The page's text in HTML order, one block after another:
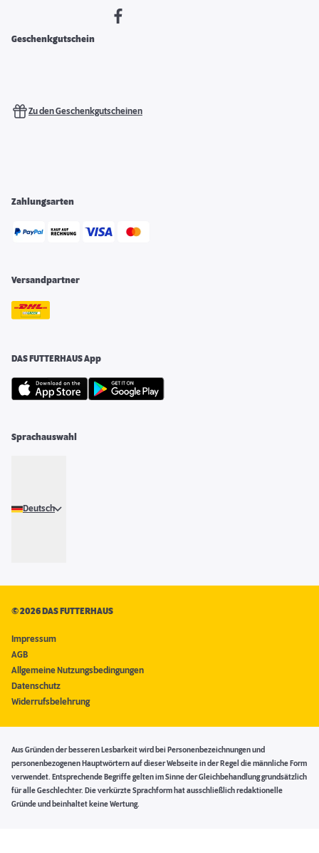
Geschenkgutschein
Zu den Geschenkgutscheinen
Zahlungsarten
Versandpartner
DAS FUTTERHAUS App
Sprachauswahl
Deutsch
©2026 DAS FUTTERHAUS
Impressum
AGB
Allgemeine Nutzungsbedingungen
Datenschutz
Widerrufsbelehrung
Aus Gründen der besseren Lesbarkeit wird bei Personenbezeichnungen und
personenbezogenen Hauptwörtern auf dieser Webseite in der Regel die männliche Form
verwendet. Entsprechende Begriffe gelten im Sinne der Gleichbehandlung grundsätzlich
für alle Geschlechter. Die verkürzte Sprachform hat ausschließlich redaktionelle
Gründe und beinhaltet keine Wertung.